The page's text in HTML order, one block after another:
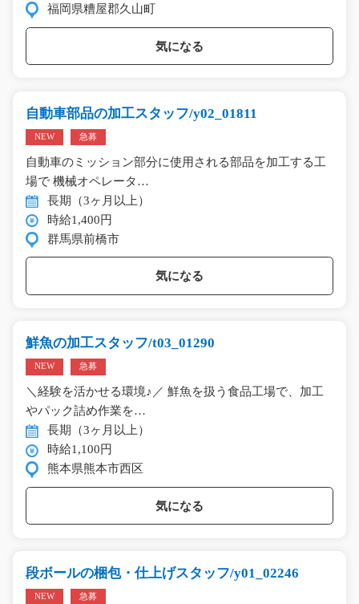
福岡県糟屋郡久山町
気になる
自動車部品の加工スタッフ/y02_01811
NEW 急募
自動車のミッション部分に使用される部品を加工する工
場で 機械オペレータ…
長期（3ヶ月以上）
時給1,400円
群馬県前橋市
気になる
鮮魚の加工スタッフ/t03_01290
NEW 急募
＼経験を活かせる環境♪／ 鮮魚を扱う食品工場で、加工
やパック詰め作業を…
長期（3ヶ月以上）
時給1,100円
熊本県熊本市西区
気になる
段ボールの梱包・仕上げスタッフ/y01_02246
NEW 急募